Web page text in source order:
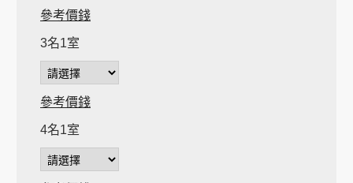
參考價錢
3名1室
參考價錢
4名1室